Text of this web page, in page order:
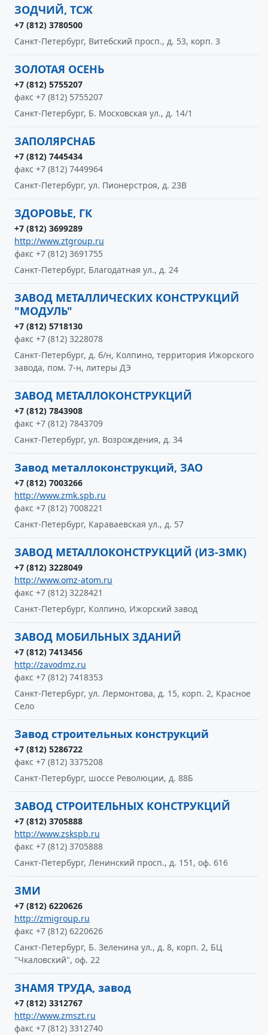
ЗОДЧИЙ, ТСЖ
+7 (812) 3780500
Санкт-Петербург, Витебский просп., д. 53, корп. 3
ЗОЛОТАЯ ОСЕНЬ
+7 (812) 5755207
факс +7 (812) 5755207
Санкт-Петербург, Б. Московская ул., д. 14/1
ЗАПОЛЯРСНАБ
+7 (812) 7445434
факс +7 (812) 7449964
Санкт-Петербург, ул. Пионерстроя, д. 23В
ЗДОРОВЬЕ, ГК
+7 (812) 3699289
http://www.ztgroup.ru
факс +7 (812) 3691755
Санкт-Петербург, Благодатная ул., д. 24
ЗАВОД МЕТАЛЛИЧЕСКИХ КОНСТРУКЦИЙ
"МОДУЛЬ"
+7 (812) 5718130
факс +7 (812) 3228078
Санкт-Петербург, д. б/н, Колпино, территория Ижорского
завода, пом. 7-н, литеры ДЭ
ЗАВОД МЕТАЛЛОКОНСТРУКЦИЙ
+7 (812) 7843908
факс +7 (812) 7843709
Санкт-Петербург, ул. Возрождения, д. 34
Завод металлоконструкций, ЗАО
+7 (812) 7003266
http://www.zmk.spb.ru
факс +7 (812) 7008221
Санкт-Петербург, Караваевская ул., д. 57
ЗАВОД МЕТАЛЛОКОНСТРУКЦИЙ (ИЗ-ЗМК)
+7 (812) 3228049
http://www.omz-atom.ru
факс +7 (812) 3228421
Санкт-Петербург, Колпино, Ижорский завод
ЗАВОД МОБИЛЬНЫХ ЗДАНИЙ
+7 (812) 7413456
http://zavodmz.ru
факс +7 (812) 7418353
Санкт-Петербург, ул. Лермонтова, д. 15, корп. 2, Красное
Село
Завод строительных конструкций
+7 (812) 5286722
факс +7 (812) 3375208
Санкт-Петербург, шоссе Революции, д. 88Б
ЗАВОД СТРОИТЕЛЬНЫХ КОНСТРУКЦИЙ
+7 (812) 3705888
http://www.zskspb.ru
факс +7 (812) 3705888
Санкт-Петербург, Ленинский просп., д. 151, оф. 616
ЗМИ
+7 (812) 6220626
http://zmigroup.ru
факс +7 (812) 6220626
Санкт-Петербург, Б. Зеленина ул., д. 8, корп. 2, БЦ
"Чкаловский", оф. 22
ЗНАМЯ ТРУДА, завод
+7 (812) 3312767
http://www.zmszt.ru
факс +7 (812) 3312740